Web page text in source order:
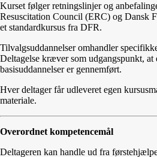
Kurset følger retningslinjer og
Resuscitation Council (ERC) og Dansk
et standardkursus fra DFR.
Tilvalgsuddannelser omhandler
Deltagelse kræver som udgangspunkt, at
basisuddannelser er gennemført.
Hver deltager får udleveret egen
materiale.
Overordnet kompetencemål
Deltageren kan handle ud fra